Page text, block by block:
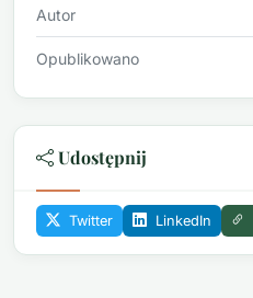
Autor
Opublikowano
Udostępnij
Twitter LinkedIn